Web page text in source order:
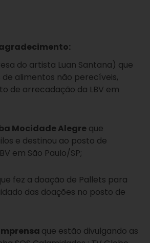
do artista Luan Santana) que
de alimentos não perecíveis,
de arrecadação da LBV em
Mocidade Alegre que
e destinou ao posto de
em São Paulo/SP;
fez a doação de Pallets para
das doações no posto de
que estão divulgando as